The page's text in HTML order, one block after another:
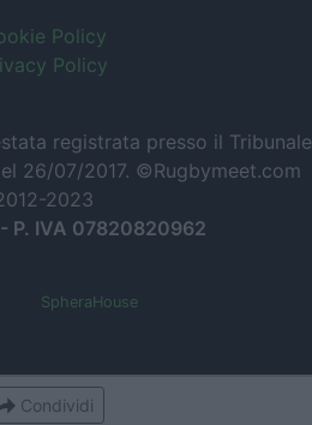
Policy
Policy
registrata presso il Tribunale
26/07/2017. ©Rugbymeet.com
2023
P. IVA 07820820962
SpheraHouse
Condividi